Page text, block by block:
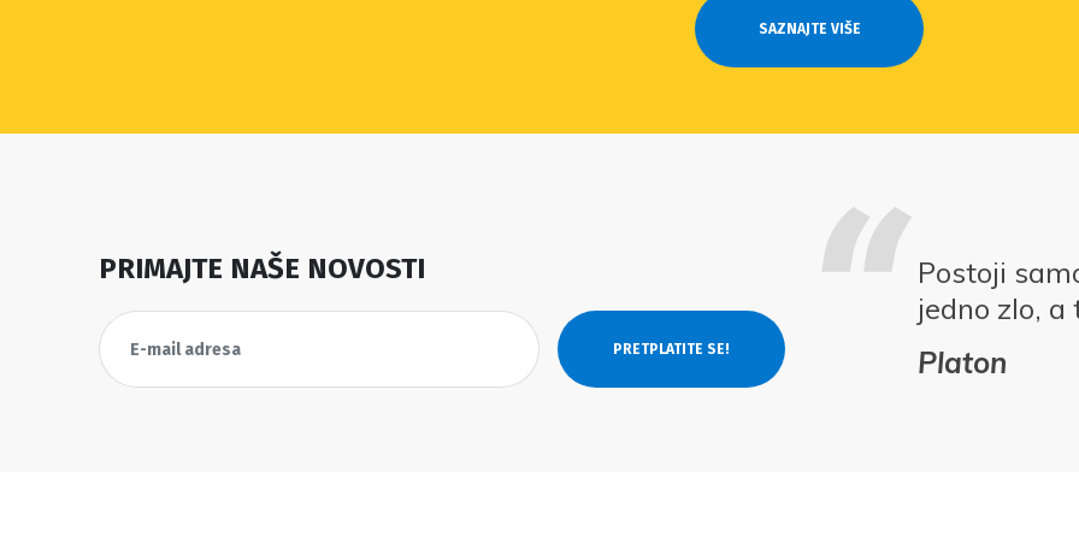
SAZNAJTE VIŠE
PRIMAJTE NAŠE NOVOSTI
Postoji
jedno zlo, a
Platon